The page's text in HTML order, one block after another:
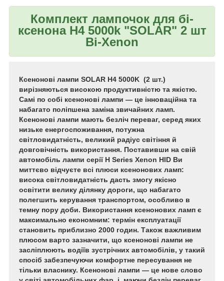
Комплект лампочок для бі-
ксенона H4 5000k "SOLAR" 2 шт
Bi-Xenon
Ксенонові лампи SOLAR H4 5000K (2 шт.)
вирізняються високою продуктивністю та якістю.
Самі по собі ксенонові лампи — це інноваційна та
набагато поліпшена заміна звичайних ламп.
Ксенонові лампи мають безліч переваг, серед яких
низьке енергоспоживання, потужна
світловидатність, великий радіус світіння й
довговічність використання. Поставивши на свій
автомобіль лампи серії H Series Xenon HID Ви
миттєво відчуєте всі плюси ксенонових ламп:
висока світловидатність дасть змогу якісно
освітити велику ділянку дороги, що набагато
полегшить керування транспортом, особливо в
темну пору доби. Використання ксенонових ламп є
максимально економним: термін експлуатації
становить приблизно 2000 годин. Також важливим
плюсом варто зазначити, що ксенонові лампи не
засліплюють водіїв зустрічних автомобілів, у такий
спосіб забезпечуючи комфортне пересування не
тільки власнику. Ксенонові лампи — це нове слово